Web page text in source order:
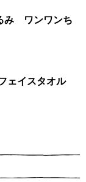
み ワンワンち
ェイスタオル